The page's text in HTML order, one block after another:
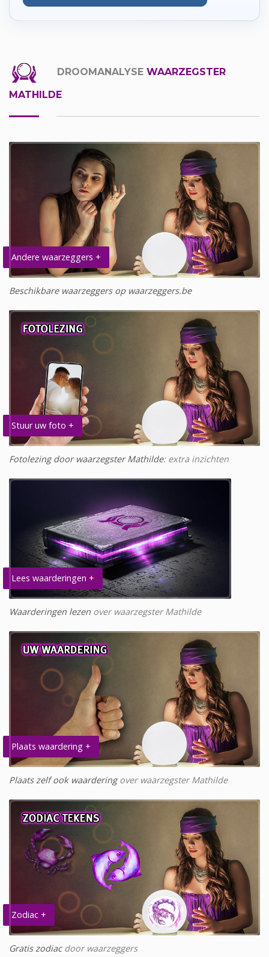
DROOMANALYSE WAARZEGSTER
MATHILDE
Andere waarzeggers +
Beschikbare waarzeggers op waarzeggers.be
Stuur uw foto +
Fotolezing door waarzegster Mathilde: extra inzichten
Lees waarderingen +
Waarderingen lezen over waarzegster Mathilde
Plaats waardering +
Plaats zelf ook waarderingover waarzegster Mathilde
Zodiac +
Gratis zodiacdoor waarzeggers